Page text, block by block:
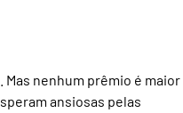
nenhum prêmio é maior
ansiosas pelas